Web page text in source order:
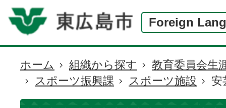
Foreign
現
在
の
ホーム 組織から探す
教育委員会生
スポーツ振興課
スポーツ施設 安